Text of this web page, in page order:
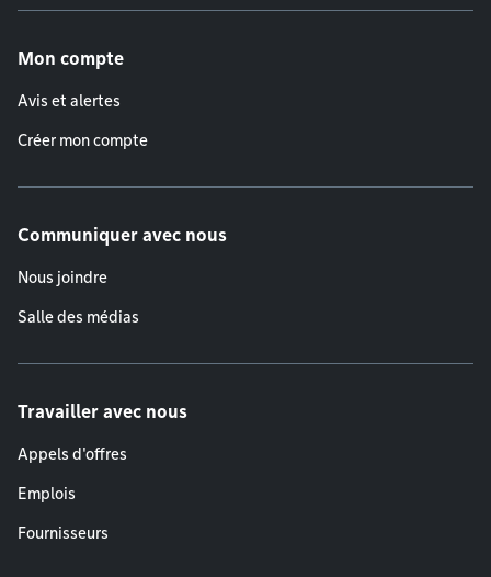
Mon compte
Avis et alertes
Créer mon compte
Communiquer avec nous
Nous joindre
Salle des médias
Travailler avec nous
Appels d'offres
Emplois
Fournisseurs